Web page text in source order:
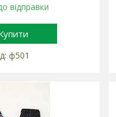
відправки
ф501